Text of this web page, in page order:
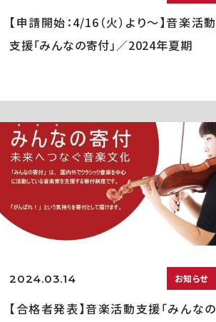
【申請開始：4/16（火）より～】音楽活動
支援「みんなの寄付」／2024年夏期
2024.03.14 お知らせ
【合格者発表】音楽活動支援「みんなの